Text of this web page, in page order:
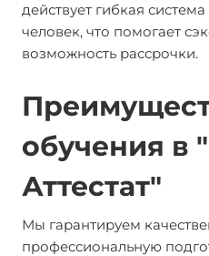
действует гибкая
человек, что помогает
возможность рассрочки.
обучения в
Аттестат"
Мы гарантируем
профессиональную